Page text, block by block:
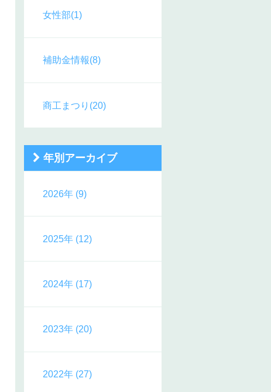
女性部(1)
補助金情報(8)
商工まつり(20)
年別アーカイブ
2026年 (9)
2025年 (12)
2024年 (17)
2023年 (20)
2022年 (27)